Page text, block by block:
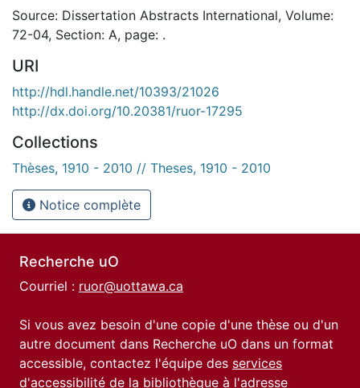
Source: Dissertation Abstracts International, Volume:
72-04, Section: A, page: .
URI
http://hdl.handle.net/10393/21026
http://dx.doi.org/10.20381/ruor-17295
Collections
Thèses, 1910 - 2010 // Theses, 1910 - 2010
Notice complète
Recherche uO
Courriel : ruor@uottawa.ca
Si vous avez besoin d'une copie d'une thèse ou d'un
autre document dans Recherche uO dans un format
accessible, contactez l'équipe des services
d'accessibilité de la bibliothèque à l'adresse